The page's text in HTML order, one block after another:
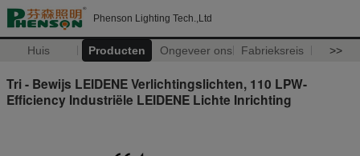
Phenson Lighting Tech.,Ltd
Huis Producten Ongeveer ons Fabrieksreis >>
Tri - Bewijs LEIDENE Verlichtingslichten, 110 LPW-
Efficiency Industriële LEIDENE Lichte Inrichting